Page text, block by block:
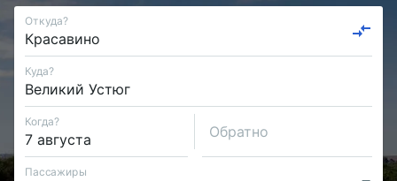
Откуда?
Куда?
Когда?
Обратно
Пассажиры